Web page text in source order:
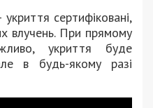
сертифіковані,
влучень. При прямому
укриття буде
в будь-якому разі